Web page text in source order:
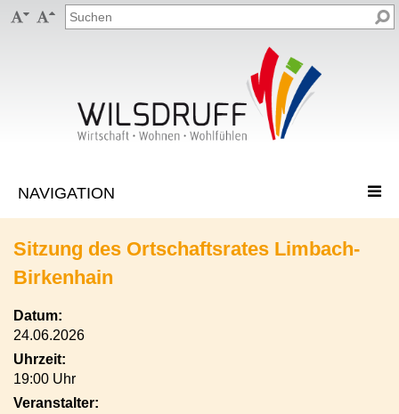
 
Sitzung des Ortschaftsrates Limbach-
Birkenhain
Datum:
24.06.2026
Uhrzeit:
19:00 Uhr
Veranstalter: